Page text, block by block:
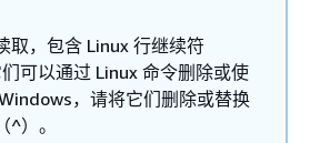
取，包含 Linux 行继续符
们可以通过 Linux 命令删除或使
，请将它们删除或替换
^）。